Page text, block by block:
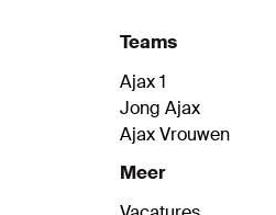
Teams
Ajax 1
Jong Ajax
Ajax Vrouwen
Meer